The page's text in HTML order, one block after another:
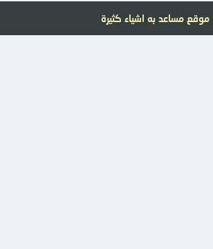
موقع مساعد به اشياء كثيرة